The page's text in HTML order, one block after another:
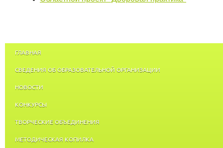
ГЛАВНАЯ
СВЕДЕНИЯ ОБ ОБРАЗОВАТЕЛЬНОЙ ОРГАНИЗАЦИИ
НОВОСТИ
КОНКУРСЫ
ТВОРЧЕСКИЕ ОБЪЕДИНЕНИЯ
МЕТОДИЧЕСКАЯ КОПИЛКА